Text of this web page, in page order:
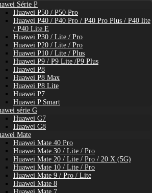
Série P
Huawei P50 / P50 Pro
Huawei P40 / P40 Pro / P40 Pro Plus / P40 lite
/ P40 Lite E
Huawei P30 / Lite / Pro
Huawei P20 / Lite / Pro
Huawei P10 / Lite / Plus
Huawei P9 / P9 Lite /P9 Plus
Huawei P8
Huawei P8 Max
Huawei P8 Lite
Huawei P7
Huawei P Smart
série G
Huawei G7
Huawei G8
Mate
Huawei Mate 40 Pro
Huawei Mate 30 / Lite / Pro
Huawei Mate 20 / Lite / Pro / 20 X (5G)
Huawei Mate 10 / Lite / Pro
Huawei Mate 9 / Pro / Lite
Huawei Mate 8